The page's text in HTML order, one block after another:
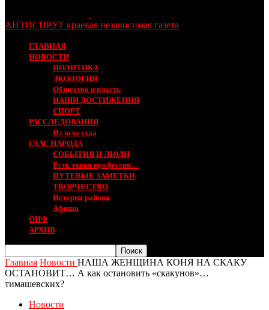
АНТИСПРУТ краевая независимая газета
ГЛАВНАЯ
НОВОСТИ
ПОЛИТИКА
ЭКОЛОГИЯ
Общество и власть
НАШИ ДОСТИЖЕНИЯ
СПОРТ
РАССЛЕДОВАНИЯ
Из зала суда
ГЛАС НАРОДА
СОБЫТИЯ И ЛЮДИ
Есть такая профессия…
ПУТЕВЫЕ ЗАМЕТКИ
ТВОРЧЕСТВО
История района
Афиша
ОНФ
АРХИВ
Главная Новости НАША ЖЕНЩИНА КОНЯ НА СКАКУ
ОСТАНОВИТ… А как остановить «скакунов»…
тимашевских?
Новости